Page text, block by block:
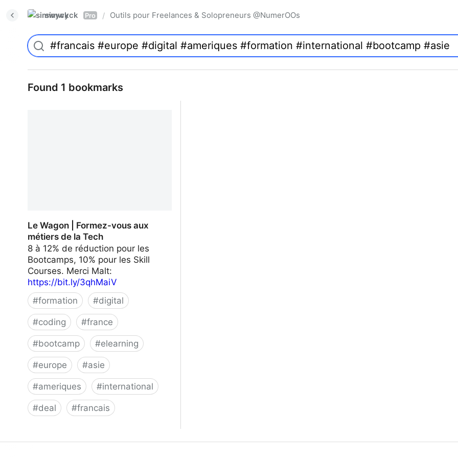
simwyck Pro / Outils pour Freelances & Solopreneurs @NumerOOs
Found 1 bookmarks
Le Wagon | Formez-vous aux
métiers de la Tech
8 à 12% de réduction pour les
Bootcamps, 10% pour les Skill
Courses. Merci Malt:
https://bit.ly/3qhMaiV
#formation #digital
#coding #france
#bootcamp #elearning
#europe #asie
#ameriques #international
#deal #francais